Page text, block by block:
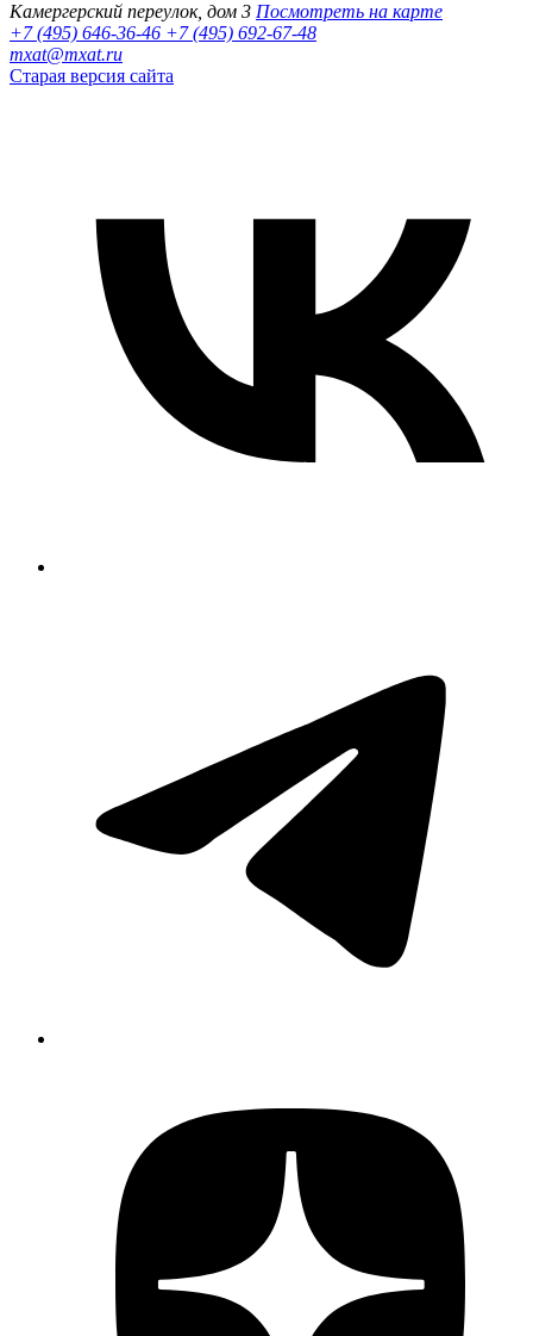
Камергерский переулок, дом 3 Посмотреть на карте
+7 (495) 646-36-46 +7 (495) 692-67-48‬
mxat@mxat.ru
Старая версия сайта